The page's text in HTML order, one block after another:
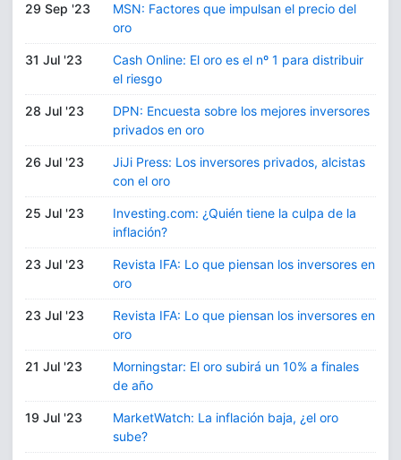
29 Sep '23
MSN: Factores que impulsan el precio del
oro
31 Jul '23
Cash Online: El oro es el nº 1 para distribuir
el riesgo
28 Jul '23
DPN: Encuesta sobre los mejores inversores
privados en oro
26 Jul '23
JiJi Press: Los inversores privados, alcistas
con el oro
25 Jul '23
Investing.com: ¿Quién tiene la culpa de la
inflación?
23 Jul '23
Revista IFA: Lo que piensan los inversores en
oro
23 Jul '23
Revista IFA: Lo que piensan los inversores en
oro
21 Jul '23
Morningstar: El oro subirá un 10% a finales
de año
19 Jul '23
MarketWatch: La inflación baja, ¿el oro
sube?